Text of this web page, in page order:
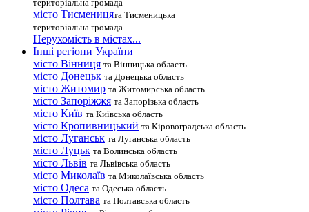
територіальна громада
місто Тисменицята Тисменицька
територіальна громада
Нерухомість в містах...
Інші регіони України
місто Вінниця та Вінницька область
місто Донецьк та Донецька область
місто Житомир та Житомирська область
місто Запоріжжя та Запорізька область
місто Київ та Київська область
місто Кропивницький та Кіровоградська область
місто Луганськ та Луганська область
місто Луцьк та Волинська область
місто Львів та Львівська область
місто Миколаїв та Миколаївська область
місто Одеса та Одеська область
місто Полтава та Полтавська область